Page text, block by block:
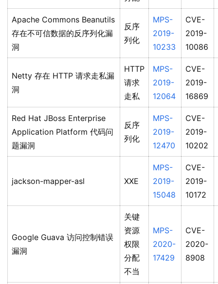
Apache Commons Beanutils
存在不可信数据的反序列化漏
洞
反序
列化
MPS-
2019-
10233
CVE-
2019-
10086
Netty 存在 HTTP 请求走私漏
洞
HTTP
请求
走私
MPS-
2019-
12064
CVE-
2019-
16869
Red Hat JBoss Enterprise
Application Platform 代码问
题漏洞
反序
列化
MPS-
2019-
12470
CVE-
2019-
10202
jackson-mapper-asl XXE
MPS-
2019-
15048
CVE-
2019-
10172
Google Guava 访问控制错误
漏洞
关键
资源
权限
分配
不当
MPS-
2020-
17429
CVE-
2020-
8908